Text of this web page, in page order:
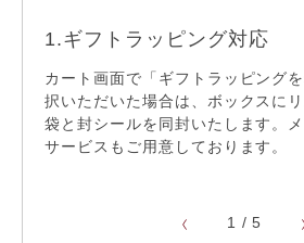
リフレッシュ仕上げ
1.ギフトラッピング対応
カート画面で「ギフトラッピング
択いただいた場合は、ボックスに
袋と封シールを同封いたします。
サービスもご用意しております。
1 /5